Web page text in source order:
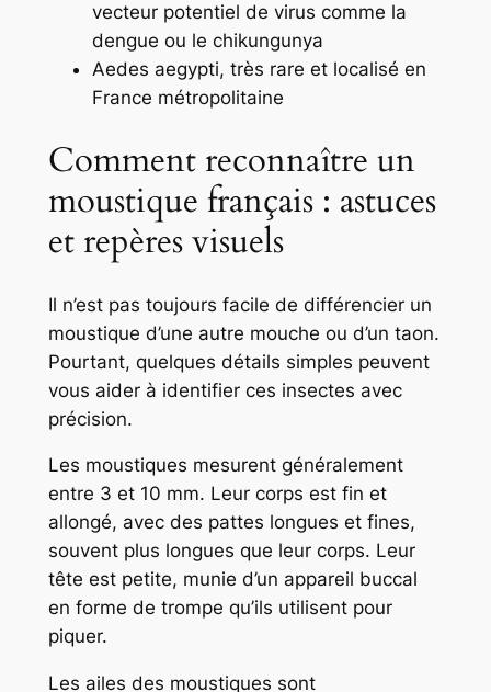
vecteur potentiel de virus comme la
dengue ou le chikungunya
Aedes aegypti, très rare et localisé en
France métropolitaine
Comment reconnaître un
moustique français : astuces
et repères visuels
Il n’est pas toujours facile de différencier un
moustique d’une autre mouche ou d’un taon.
Pourtant, quelques détails simples peuvent
vous aider à identifier ces insectes avec
précision.
Les moustiques mesurent généralement
entre 3 et 10 mm. Leur corps est fin et
allongé, avec des pattes longues et fines,
souvent plus longues que leur corps. Leur
tête est petite, munie d’un appareil buccal
en forme de trompe qu’ils utilisent pour
piquer.
Les ailes des moustiques sont